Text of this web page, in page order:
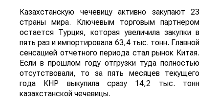
Казахстанскую чечевицу активно закупают 23
страны мира. Ключевым торговым партнером
остается Турция, которая увеличила закупки в
пять раз и импортировала 63,4 тыс. тонн. Главной
сенсацией отчетного периода стал рынок Китая.
Если в прошлом году отгрузки туда полностью
отсутствовали, то за пять месяцев текущего
года КНР выкупила сразу 14,2 тыс. тонн
казахстанской чечевицы.